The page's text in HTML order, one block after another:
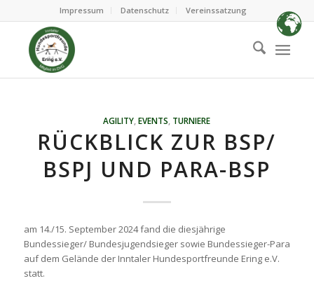
Impressum Datenschutz Vereinssatzung
AGILITY ,EVENTS TURNIERE
RÜCKBLICK ZUR BSP/
BSPJ UND PARA-BSP
am 14./15. September 2024 fand die diesjährige
Bundessieger/ Bundesjugendsieger sowie Bundessieger-Para
auf dem Gelände der Inntaler Hundesportfreunde Ering e.V.
statt.